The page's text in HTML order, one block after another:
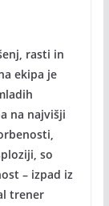
rasti in
ekipa je
na najvišji
so
– izpad iz
trener